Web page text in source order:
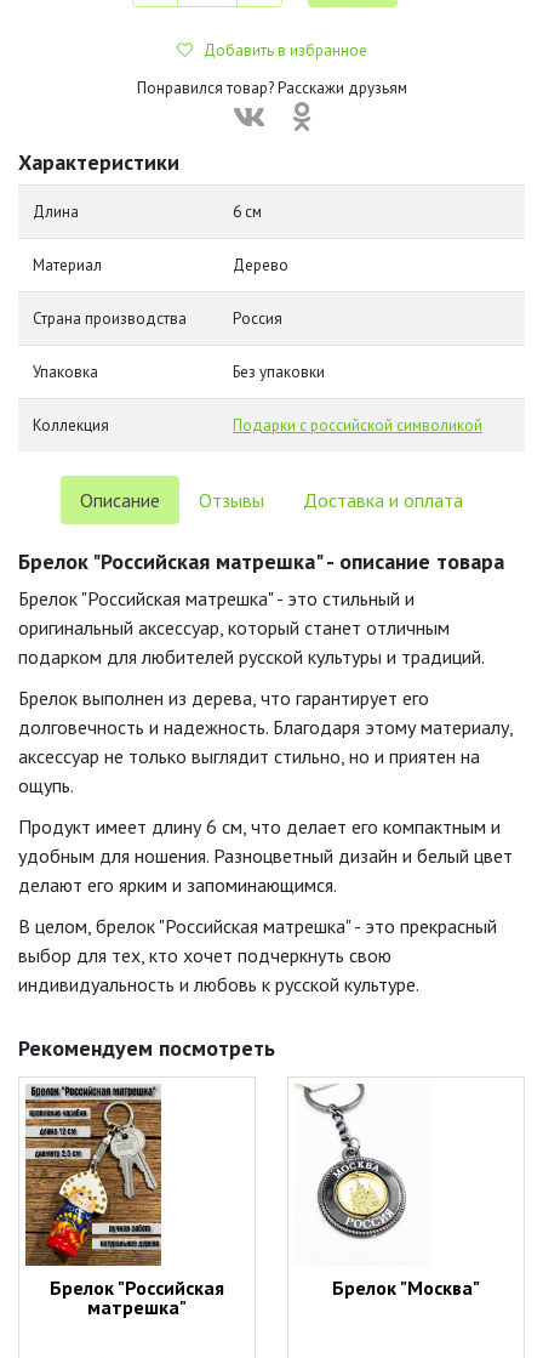
Добавить в избранное
Понравился товар? Расскажи друзьям
Характеристики
Длина 6 см
Материал Дерево
Страна производства Россия
Упаковка Без упаковки
Коллекция Подарки с российской символикой
Описание Отзывы Доставка и оплата
Брелок "Российская матрешка" - описание товара
Брелок "Российская матрешка" - это стильный и
оригинальный аксессуар, который станет отличным
подарком для любителей русской культуры и традиций.
Брелок выполнен из дерева, что гарантирует его
долговечность и надежность. Благодаря этому материалу,
аксессуар не только выглядит стильно, но и приятен на
ощупь.
Продукт имеет длину 6 см, что делает его компактным и
удобным для ношения. Разноцветный дизайн и белый цвет
делают его ярким и запоминающимся.
В целом, брелок "Российская матрешка" - это прекрасный
выбор для тех, кто хочет подчеркнуть свою
индивидуальность и любовь к русской культуре.
Рекомендуем посмотреть
Брелок "Российская
матрешка"
Брелок "Москва"